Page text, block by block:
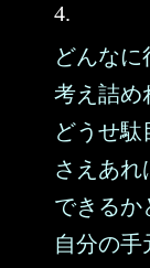
4.
どんなに
考え詰め
どうせ
さえあれ
できるか
自分の手